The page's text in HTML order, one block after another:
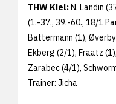
THW Kiel:N. Landin
(1.-37., 39.-60., 18/1
Battermann (1), Øverby
Ekberg (2/1), Fraatz
Zarabec (4/1),
Trainer: Jicha